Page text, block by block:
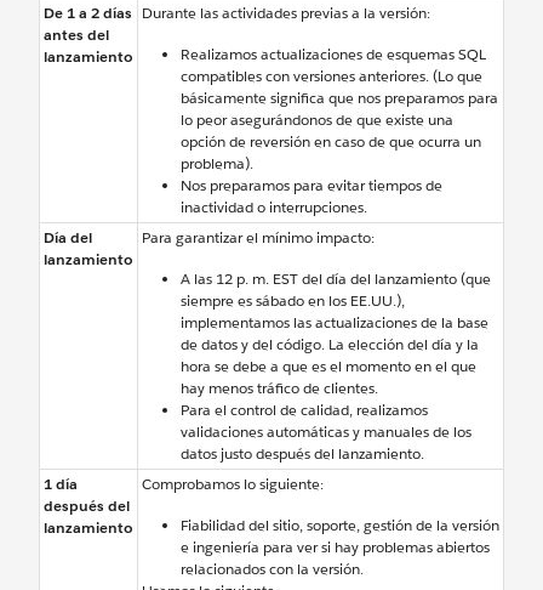
De 1 a 2 días
antes del
lanzamiento
Durante las actividades previas a la versión:
Realizamos actualizaciones de esquemas SQL
compatibles con versiones anteriores. (Lo que
básicamente significa que nos preparamos para
lo peor asegurándonos de que existe una
opción de reversión en caso de que ocurra un
problema).
Nos preparamos para evitar tiempos de
inactividad o interrupciones.
Día del
lanzamiento
Para garantizar el mínimo impacto:
A las 12 p. m. EST del día del lanzamiento (que
siempre es sábado en los EE.UU.),
implementamos las actualizaciones de la base
de datos y del código. La elección del día y la
hora se debe a que es el momento en el que
hay menos tráfico de clientes.
Para el control de calidad, realizamos
validaciones automáticas y manuales de los
datos justo después del lanzamiento.
1 día
después del
lanzamiento
Comprobamos lo siguiente:
Fiabilidad del sitio, soporte, gestión de la versión
e ingeniería para ver si hay problemas abiertos
relacionados con la versión.